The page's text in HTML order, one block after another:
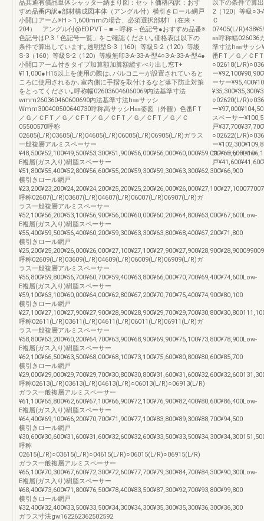
品共通有償品単体シャッター納まり図：セット価格内訳：おす
すめ品番内訳●部材構成図本体（アングル付）横引きロール網戸
小開口アーム※H＞1,600mmの場合、必須選択部材T（在来・
204） アングル付@EDPVT－■－呼称－色記号●おすすめ品番※
色記号はP.3「色記号一覧」をご確認ください｡価格表は以下の
条件で算出しています｡透明型S-3（160）等級S-2（120）等級
S-3（160）等級S-2（120）等級無印3-A-33-A-型4○3-A-33-A-型4●
小開口アーム付きタイプ加算額加算額縦すべり出し窓T+
¥11,000●H15以上を使用の際は､バルコニーが設置されていると
ころに使用されるか､室内側に手摺を取付けるなど落下防止対策
をとってください｡呼称幅026036046060069内法基準寸法
wmm260360460600690内法基準寸法h㎜サッシ
Wmm300400500640730呼称高サッシH㎜姿図（外観）色番FＴ
／Ｇ／ＣFＴ／Ｇ／ＣFＴ／Ｇ／ＣFＴ／Ｇ／ＣFＴ／Ｇ／Ｃ
05500570呼称
02605(L/R)03605(L/R)04605(L/R)06005(L/R)06905(L/R)ガラス
一般複層アルミスペーサー
¥48,500¥52,100¥49,500¥53,300¥51,900¥56,000¥56,000¥60,000¥59,000¥63,600Low-
E複層(ガス入り)樹脂スペーサー
¥51,800¥55,400¥52,800¥56,600¥55,200¥59,300¥59,300¥63,300¥62,300¥66,900
横引きロール網戸
呼称02607(L/R)03607(L/R)04607(L/R)06007(L/R)06907(L/R)ガ
ラス一般複層アルミスペーサー
¥52,100¥56,200¥53,100¥56,900¥56,000¥60,000¥60,200¥64,800¥63,000¥67,600Low-
E複層(ガス入り)樹脂スペーサー
¥55,400¥59,500¥56,400¥60,200¥59,300¥63,300¥63,800¥68,400¥67,200¥71,800
横引きロール網戸
呼称02609(L/R)03609(L/R)04609(L/R)06009(L/R)06909(L/R)ガ
ラス一般複層アルミスペーサー
¥55,800¥59,800¥56,700¥60,700¥59,400¥63,800¥66,000¥70,700¥69,400¥74,600Low-
E複層(ガス入り)樹脂スペーサー
¥59,100¥63,100¥60,000¥64,000¥62,800¥67,200¥70,700¥75,400¥74,900¥80,100
横引きロール網戸
呼称02611(L/R)03611(L/R)04611(L/R)06011(L/R)06911(L/R)ガ
ラス一般複層アルミスペーサー
¥58,800¥63,200¥60,200¥64,700¥63,900¥68,900¥69,900¥75,100¥73,800¥78,900Low-
E複層(ガス入り)樹脂スペーサー
¥62,100¥66,500¥63,500¥68,000¥68,100¥73,100¥75,600¥80,800¥80,600¥85,700
横引きロール網戸
呼称02613(L/R)03613(L/R)04613(L/R)○06013(L/R)○06913(L/R)
ガラス一般複層アルミスペーサー
¥61,100¥65,800¥62,600¥67,100¥66,900¥72,100¥76,900¥82,400¥80,600¥86,400Low-
E複層(ガス入り)樹脂スペーサー
¥64,400¥69,100¥66,200¥70,700¥71,900¥77,100¥83,800¥89,300¥88,700¥94,500
横引きロール網戸
呼称
02615(L/R)○03615(L/R)○04615(L/R)○06015(L/R)○06915(L/R)
ガラス一般複層アルミスペーサー
¥65,100¥70,300¥67,600¥72,300¥72,600¥77,700¥79,300¥84,700¥84,300¥90,300Low-
E複層(ガス入り)樹脂スペーサー
¥68,400¥73,600¥71,800¥76,500¥78,400¥83,500¥87,300¥92,700¥93,800¥99,800
横引きロール網戸
¥32,400¥32,400¥33,500¥33,500¥34,300¥34,300¥35,300¥35,300¥36,300¥36,300
ガラス寸法gw162262362502592
以下の条件で算
2（120）等級○3-
Ｃ
07405(L/
㎜呼称幅026036
準寸法h㎜サッシ
番FＴ／Ｇ／ＣF
○02618(L/
ー
ーサー
○02620(L/
ー
スペーサー
戸
○02622(L/
ー
スペーサー
戸